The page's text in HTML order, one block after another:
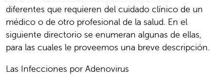
diferentes que requieren del cuidado clínico de un
médico o de otro profesional de la salud. En el
siguiente directorio se enumeran algunas de ellas,
para las cuales le proveemos una breve descripción.
Las Infecciones por Adenovirus